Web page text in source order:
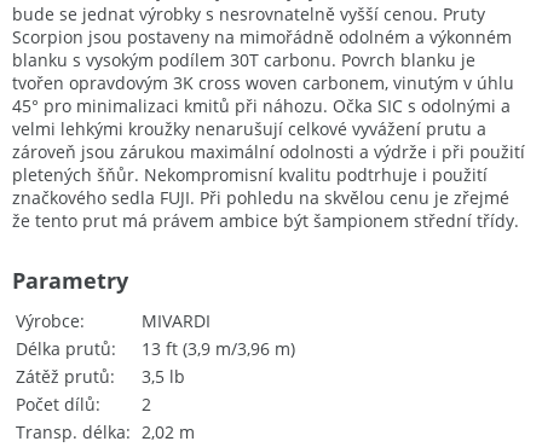
bude se jednat výrobky s nesrovnatelně vyšší cenou. Pruty
Scorpion jsou postaveny na mimořádně odolném a výkonném
blanku s vysokým podílem 30T carbonu. Povrch blanku je
tvořen opravdovým 3K cross woven carbonem, vinutým v úhlu
45° pro minimalizaci kmitů při náhozu. Očka SIC s odolnými a
velmi lehkými kroužky nenarušují celkové vyvážení prutu a
zároveň jsou zárukou maximální odolnosti a výdrže i při použití
pletených šňůr. Nekompromisní kvalitu podtrhuje i použití
značkového sedla FUJI. Při pohledu na skvělou cenu je zřejmé
že tento prut má právem ambice být šampionem střední třídy.
Výrobce
MIVARDI
Délka prutů
13 ft (3,9 m/3,96 m)
Zátěž prutů
3,5 lb
Počet dílů
2
Transp. délka
2,02 m
Parametry